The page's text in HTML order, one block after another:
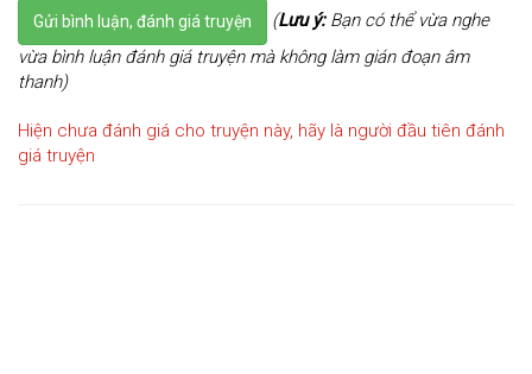
Gửi bình luận, đánh giá truyện (Lưu ý:Bạn có thể vừa nghe
vừa bình luận đánh giá truyện mà không làm gián đoạn âm
thanh)
Hiện chưa đánh giá cho truyện này, hãy là người đầu tiên đánh
giá truyện